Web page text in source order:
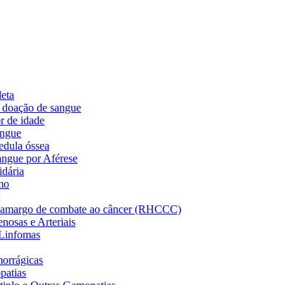
de sangue
de idade
óssea
por Aférese
de combate ao câncer (RHCCC)
e Arteriais